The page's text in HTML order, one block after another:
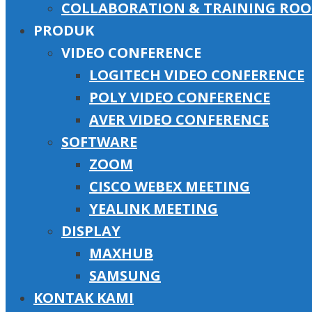
COLLABORATION & TRAINING
PRODUK
VIDEO CONFERENCE
LOGITECH VIDEO CONFERENCE
POLY VIDEO CONFERENCE
AVER VIDEO CONFERENCE
SOFTWARE
ZOOM
CISCO WEBEX MEETING
YEALINK MEETING
DISPLAY
MAXHUB
SAMSUNG
KONTAK KAMI